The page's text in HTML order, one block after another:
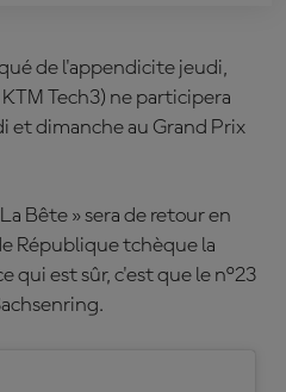
de l'appendicite jeudi,
Tech3) ne participera
et dimanche au Grand Prix
Bête » sera de retour en
République tchèque la
qui est sûr, c'est que le n°23